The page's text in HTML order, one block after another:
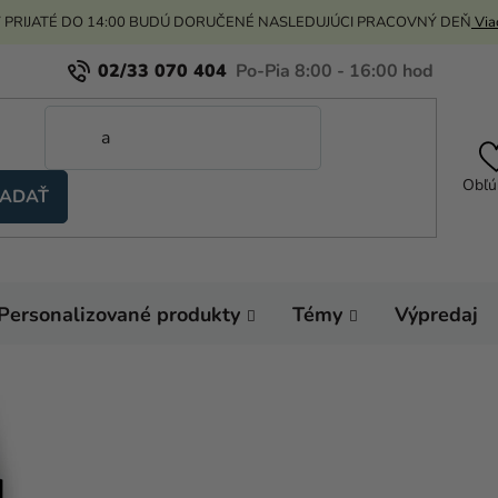
PRIJATÉ DO 14:00 BUDÚ DORUČENÉ NASLEDUJÚCI PRACOVNÝ DEŇ
02/33 070 404
produkty Témy Výpredaj